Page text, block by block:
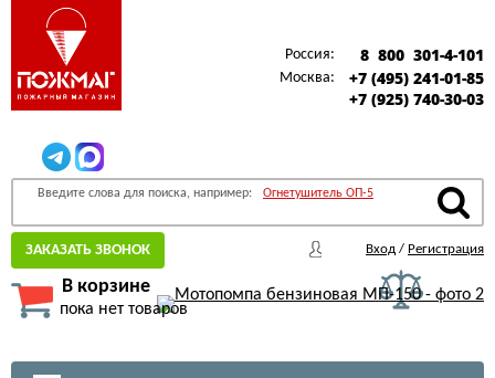
Россия: 8 800 301-4-101
Москва:
+7 (495) 241-01-85
+7 (925) 740-30-03
Введите слова для поиска, например: Огнетушитель ОП-5
ЗАКАЗАТЬ ЗВОНОК Вход / Регистрация
В корзине
пока нет товаров